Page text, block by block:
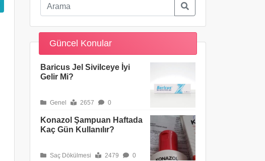
Güncel Konular
Baricus Jel Sivilceye İyi
Gelir Mi?
Genel 2657 0
Konazol Şampuan Haftada
Kaç Gün Kullanılır?
Saç Dökülmesi 2479 0